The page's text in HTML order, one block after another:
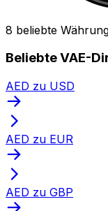
8 beliebte
Beliebte VAE-
AED zu USD
AED zu EUR
AED zu GBP